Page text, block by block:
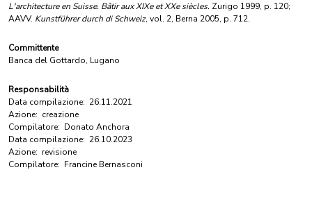
L'architecture en Suisse. Bâtir aux XIXe et XXe siècles. Zurigo 1999, p. 120;
AAVV. Kunstführer durch di Schweiz, vol. 2, Berna 2005, p. 712.
Committente
Banca del Gottardo, Lugano
Responsabilità
Data compilazione: 26.11.2021
Azione: creazione
Compilatore: Donato Anchora
Data compilazione: 26.10.2023
Azione: revisione
Compilatore: Francine Bernasconi